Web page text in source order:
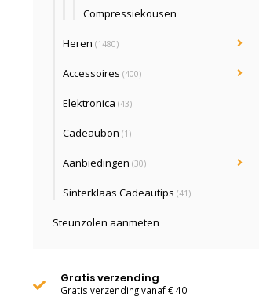
Compressiekousen
Heren (1480)
Accessoires (400)
Elektronica (43)
Cadeaubon (1)
Aanbiedingen (30)
Sinterklaas Cadeautips (41)
Steunzolen aanmeten
Gratis verzending
Gratis verzending vanaf € 40